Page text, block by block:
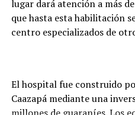
lugar dará atención a más
que hasta esta habilitación
centro especializados de
El hospital fue construido
Caazapá mediante una
millones de guaraníes. Los